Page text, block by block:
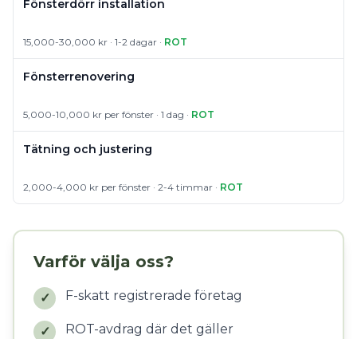
Fönsterdörr installation
15,000-30,000 kr · 1-2 dagar · ROT
Fönsterrenovering
5,000-10,000 kr per fönster · 1 dag · ROT
Tätning och justering
2,000-4,000 kr per fönster · 2-4 timmar · ROT
Varför välja oss?
✓ F-skatt registrerade företag
✓ ROT-avdrag där det gäller